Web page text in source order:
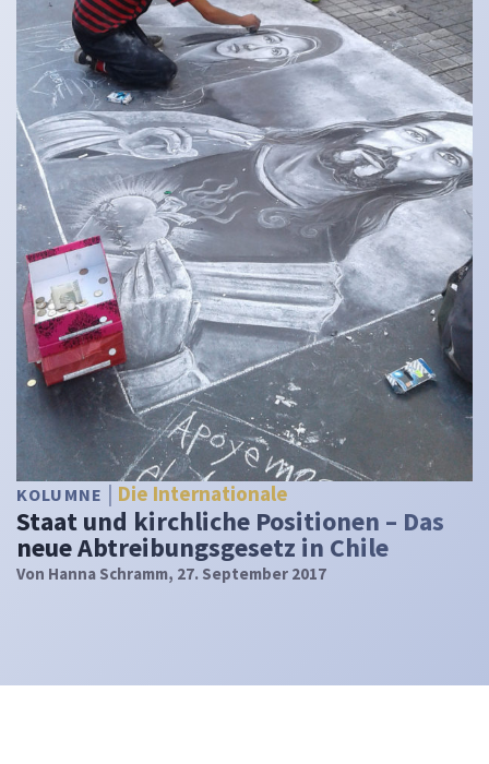
KOLUMNE Die Internationale
Staat und kirchliche Positionen – Das
neue Abtreibungsgesetz in Chile
Von Hanna Schramm, 27. September 2017